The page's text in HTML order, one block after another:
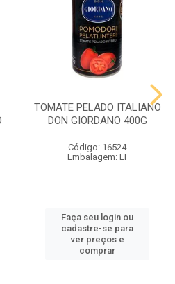
TOMATE PELADO ITALIANO
DON GIORDANO 400G
Código: 16524
Embalagem: LT
Faça seu login ou
cadastre-se para
ver preços e
comprar